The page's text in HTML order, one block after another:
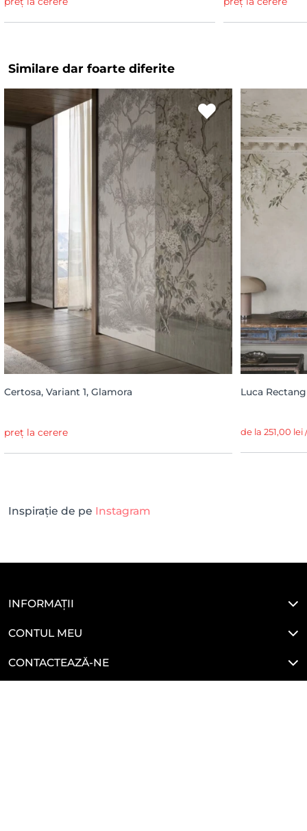
Similare dar foarte diferite
Certosa, Variant 1, Glamora
preț la cerere
Luca
de la 251,00 lei
Inspirație de pe Instagram
INFORMAȚII
CONTUL MEU
CONTACTEAZĂ-NE